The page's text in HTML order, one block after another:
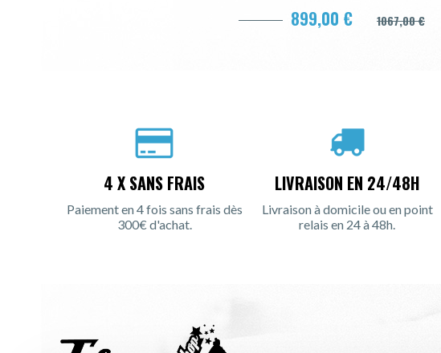
899,00 €
1067,00 €
4 X SANS FRAIS
Paiement en 4 fois sans frais dès
300€ d'achat.
LIVRAISON EN 24/48H
Livraison à domicile ou en point
relais en 24 à 48h.